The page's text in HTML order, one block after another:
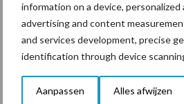
information on a device,
advertising and content
and services development, precise
identification through device
Aanpassen Alles afwijzen
Primaire
Recent nieuws
Toon meer